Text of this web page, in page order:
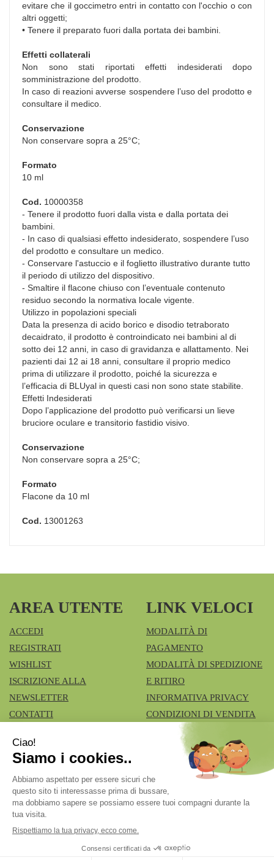
evitare che il goccimetro entri in contatto con l'occhio o con
altri oggetti;
• Tenere il preparato fuori dalla portata dei bambini.
Effetti collaterali
Non sono stati riportati effetti indesiderati dopo
somministrazione del prodotto.
In caso di reazioni avverse sospendere l’uso del prodotto e
consultare il medico.
Conservazione
Non conservare sopra a 25°C;
Formato
10 ml
Cod. 10000358
- Tenere il prodotto fuori dalla vista e dalla portata dei
bambini.
- In caso di qualsiasi effetto indesiderato, sospendere l’uso
del prodotto e consultare un medico.
- Conservare l'astuccio e il foglietto illustrativo durante tutto
il periodo di utilizzo del dispositivo.
- Smaltire il flacone chiuso con l’eventuale contenuto
residuo secondo la normativa locale vigente.
Utilizzo in popolazioni speciali
Data la presenza di acido borico e disodio tetraborato
decaidrato, il prodotto è controindicato nei bambini al di
sotto dei 12 anni, in caso di gravidanza e allattamento. Nei
pazienti dai 12 ai 18 anni, consultare il proprio medico
prima di utilizzare il prodotto, poiché la sicurezza e
l’efficacia di BLUyal in questi casi non sono state stabilite.
Effetti Indesiderati
Dopo l’applicazione del prodotto può verificarsi un lieve
bruciore oculare e transitorio fastidio visivo.
Conservazione
Non conservare sopra a 25°C;
Formato
Flacone da 10 ml
Cod. 13001263
AREA UTENTE
ACCEDI
REGISTRATI
WISHLIST
ISCRIZIONE ALLA
NEWSLETTER
CONTATTI
LINK VELOCI
MODALITÀ DI
PAGAMENTO
MODALITÀ DI SPEDIZIONE
E RITIRO
INFORMATIVA PRIVACY
CONDIZIONI DI VENDITA
COOKIE POLICY
Azienda Speciale Farmacie Comunali Vimercatesi
Lualdi, 6 - Ruginello 20871 Vimercate (MB)
fcia.vimercate1@tiscali.it|Tel.: 039668100| P.Iva:
02211980962 | Numero R.E.A.: Rea MB – 1545327
Prenofa